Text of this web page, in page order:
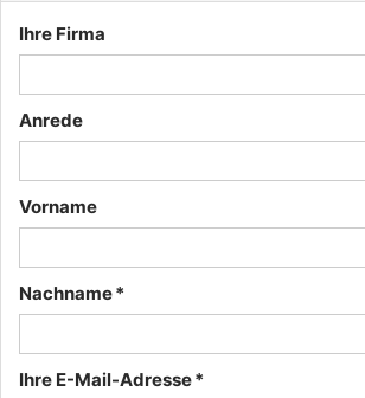
Ihre Firma
Anrede
Vorname
Nachname *
Ihre E-Mail-Adresse *